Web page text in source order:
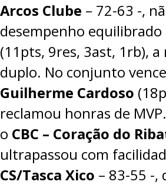
Arcos Clube – 72-63 -,
desempenho equilibrado
(11pts, 9res, 3ast, 1rb),
duplo. No conjunto
Guilherme Cardoso
reclamou honras de
o CBC – Coração do
ultrapassou com
CS/Tasca Xico – 83-55 -,